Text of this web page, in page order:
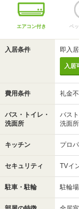
エアコン付き ペ
入居条件 即入
入居
費用条件 礼金
バス・トイレ・
洗面所
バス
洗面
キッチン プロ
セキュリティ TVイ
駐車・駐輪 駐輪